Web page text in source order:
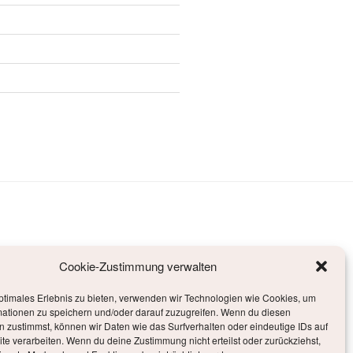
Cookie-Zustimmung verwalten
Erlebnis zu bieten, verwenden wir Technologien wie Cookies, um
zu speichern und/oder darauf zuzugreifen. Wenn du diesen
zustimmst, können wir Daten wie das Surfverhalten oder eindeutige IDs auf
verarbeiten. Wenn du deine Zustimmung nicht erteilst oder zurückziehst,